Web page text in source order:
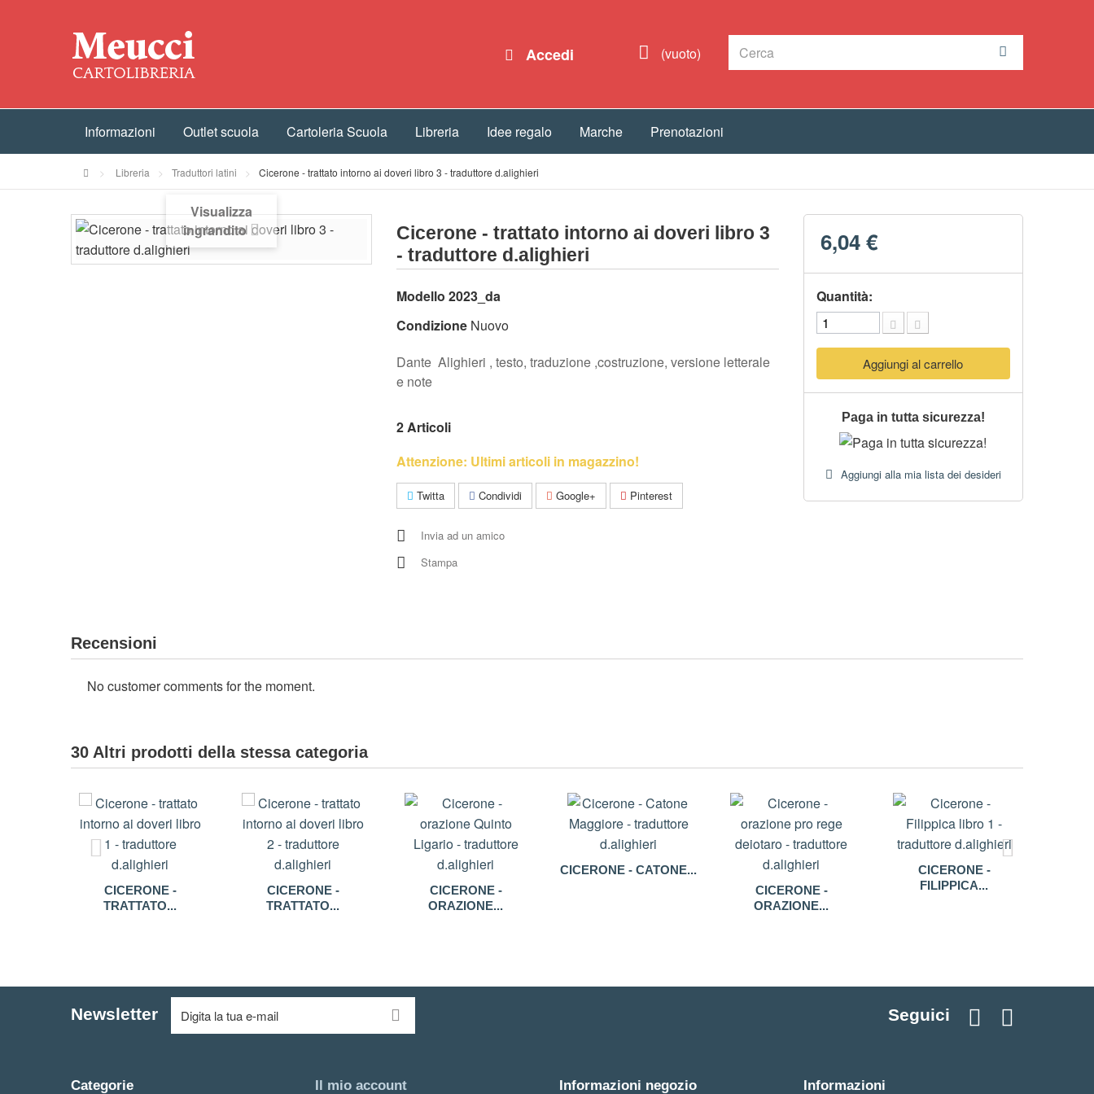
Accedi (vuoto)
Informazioni Outlet scuola Cartoleria Scuola Libreria Idee regalo Marche Prenotazioni
> Libreria > Traduttori latini > Cicerone - trattato intorno ai doveri libro 3 - traduttore d.alighieri
Visualizza
ingrandito
Cicerone - trattato intorno ai doveri libro 3
- traduttore d.alighieri
Modello 2023_da
Condizione Nuovo
Dante Alighieri , testo, traduzione ,costruzione, versione letterale
e note
2Articoli
Attenzione: Ultimi articoli in magazzino!
Twitta Condividi Google+ Pinterest
Invia ad un amico
Stampa
6,04 €
Quantità:
Aggiungi al carrello
Paga in tutta sicurezza!
Aggiungi alla mia lista dei desideri
Recensioni
No customer comments for the moment.
30 Altri prodotti della stessa categoria
CICERONE -
TRATTATO...
CICERONE -
TRATTATO...
CICERONE -
ORAZIONE...
CICERONE - CATONE...
CICERONE -
ORAZIONE...
CICERONE -
FILIPPICA...
Newsletter Seguici
Categorie Il mio account Informazioni negozio Informazioni